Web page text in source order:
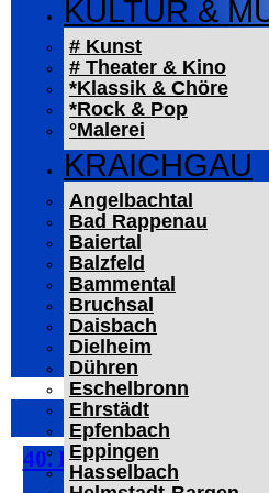
KULTUR &
# Kunst
# Theater & Kino
*Klassik & Chöre
*Rock & Pop
°Malerei
KRAICHGAU
Angelbachtal
Bad Rappenau
Baiertal
Balzfeld
Bammental
Bruchsal
Daisbach
Dielheim
Dühren
Eschelbronn
Ehrstädt
Epfenbach
Eppingen
Hasselbach
40. Eppinger